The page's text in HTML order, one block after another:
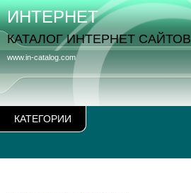
КАТЕГОРИИ
www.in-catalog.com
ИНТЕРНЕТ
КАТАЛОГ ИНТЕРНЕТ САЙТОВ